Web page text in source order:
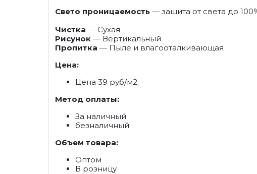
Свето проницаемость — защита от света до
Чистка — Сухая
Рисунок — Вертикальный
Пропитка — Пыле и влагооталкивающая
Цена:
Цена 39 руб/м2.
Метод оплаты:
За наличный
безналичный
Объем товара:
Оптом
В розницу